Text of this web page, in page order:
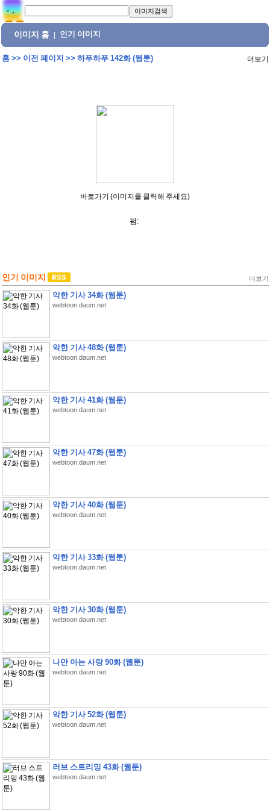
이미지 홈 인기 이미지
홈>> 이전 페이지 >> 하푸하푸 142화 (웹툰) 더보기
바로가기 (이미지를 클릭해 주세요)
펌:
인기 이미지 더보기
악한 기사 34화 (웹툰)
webtoon.daum.net
악한 기사 48화 (웹툰)
webtoon.daum.net
악한 기사 41화 (웹툰)
webtoon.daum.net
악한 기사 47화 (웹툰)
webtoon.daum.net
악한 기사 40화 (웹툰)
webtoon.daum.net
악한 기사 33화 (웹툰)
webtoon.daum.net
악한 기사 30화 (웹툰)
webtoon.daum.net
나만 아는 사랑 90화 (웹툰)
webtoon.daum.net
악한 기사 52화 (웹툰)
webtoon.daum.net
러브 스트리밍 43화 (웹툰)
webtoon.daum.net